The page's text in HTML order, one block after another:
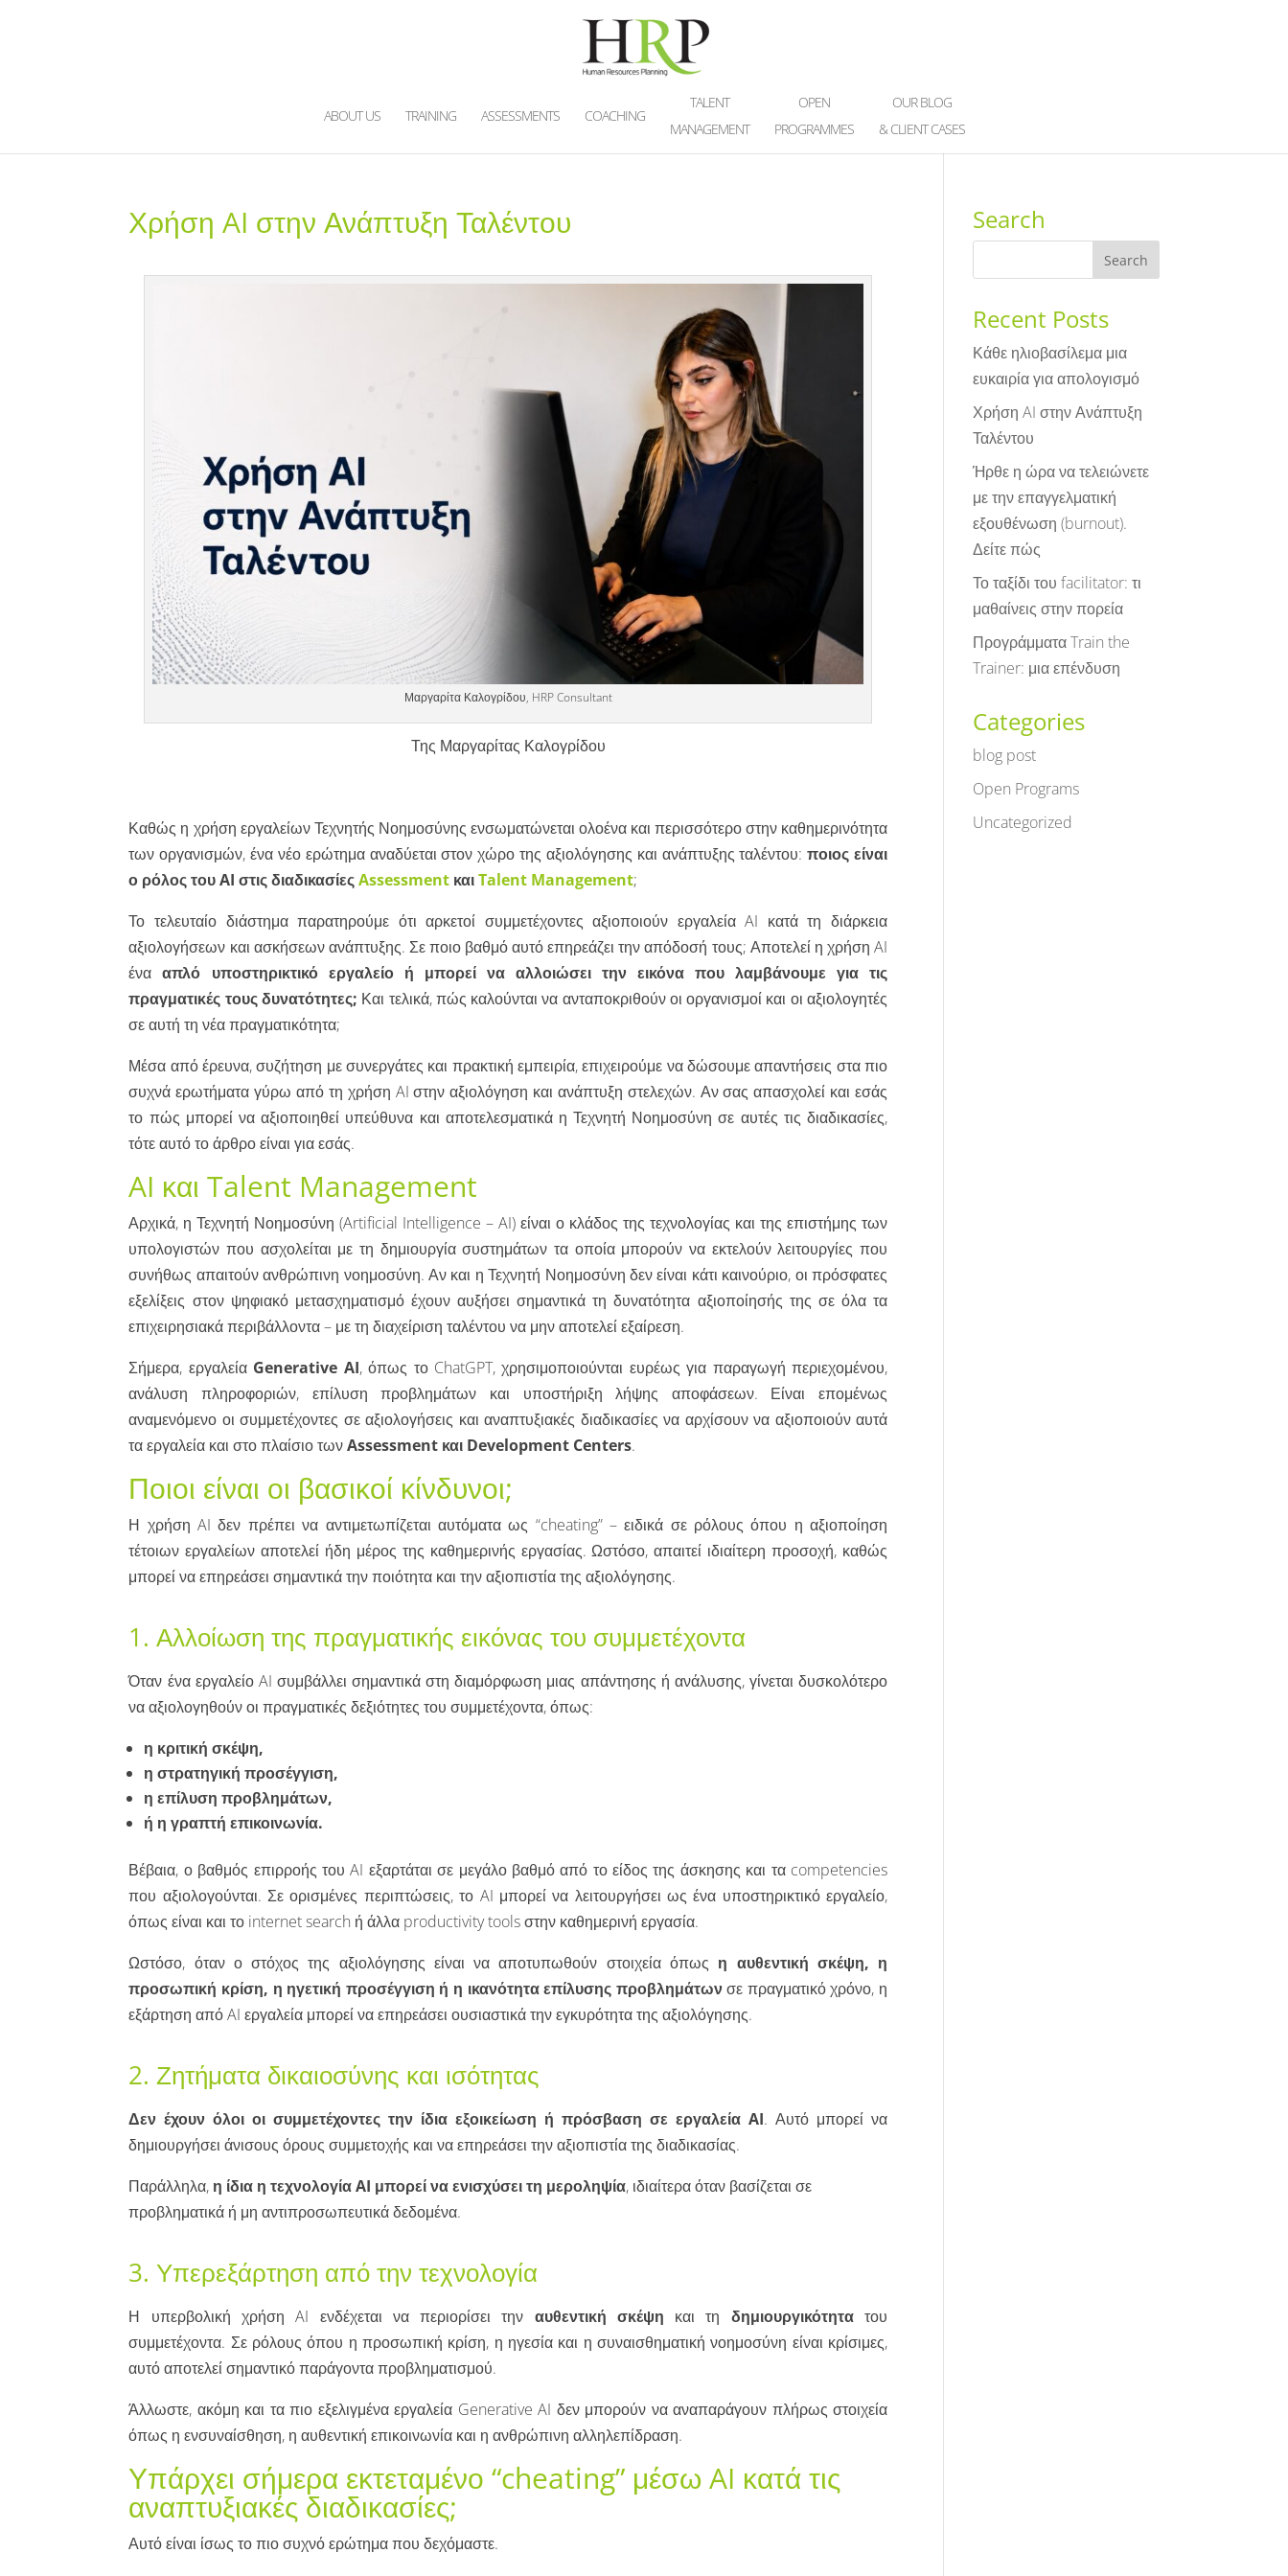
ABOUT US TRAINING ASSESSMENTS COACHING
TALENT
MANAGEMENT
OPEN
PROGRAMMES
OUR BLOG
& CLIENT CASES
Χρήση AI στην Ανάπτυξη Ταλέντου
Μαργαρίτα Καλογρίδου, HRP Consultant
Της Μαργαρίτας Καλογρίδου
Καθώς η χρήση εργαλείων Τεχνητής Νοημοσύνης ενσωματώνεται ολοένα και περισσότερο στην καθημερινότητα
των οργανισμών, ένα νέο ερώτημα αναδύεται στον χώρο της αξιολόγησης και ανάπτυξης ταλέντου:ποιος είναι
ο ρόλος του AI στις διαδικασίεςAssessment καιTalent Management;
Το τελευταίο διάστημα παρατηρούμε ότι αρκετοί συμμετέχοντες αξιοποιούν εργαλεία AI κατά τη διάρκεια
αξιολογήσεων και ασκήσεων ανάπτυξης. Σε ποιο βαθμό αυτό επηρεάζει την απόδοσή τους; Αποτελεί η χρήση AI
ένααπλό υποστηρικτικό εργαλείο ή μπορεί να αλλοιώσει την εικόνα που λαμβάνουμε για τις
πραγματικές τους δυνατότητες; Και τελικά, πώς καλούνται να ανταποκριθούν οι οργανισμοί και οι αξιολογητές
σε αυτή τη νέα πραγματικότητα;
Μέσα από έρευνα, συζήτηση με συνεργάτες και πρακτική εμπειρία, επιχειρούμε να δώσουμε απαντήσεις στα πιο
συχνά ερωτήματα γύρω από τη χρήση AI στην αξιολόγηση και ανάπτυξη στελεχών. Αν σας απασχολεί και εσάς
το πώς μπορεί να αξιοποιηθεί υπεύθυνα και αποτελεσματικά η Τεχνητή Νοημοσύνη σε αυτές τις διαδικασίες,
τότε αυτό το άρθρο είναι για εσάς.
AI και Talent Management
Αρχικά, η Τεχνητή Νοημοσύνη (Artificial Intelligence – AI) είναι ο κλάδος της τεχνολογίας και της επιστήμης των
υπολογιστών που ασχολείται με τη δημιουργία συστημάτων τα οποία μπορούν να εκτελούν λειτουργίες που
συνήθως απαιτούν ανθρώπινη νοημοσύνη. Αν και η Τεχνητή Νοημοσύνη δεν είναι κάτι καινούριο, οι πρόσφατες
εξελίξεις στον ψηφιακό μετασχηματισμό έχουν αυξήσει σημαντικά τη δυνατότητα αξιοποίησής της σε όλα τα
επιχειρησιακά περιβάλλοντα – με τη διαχείριση ταλέντου να μην αποτελεί εξαίρεση.
Σήμερα, εργαλεία Generative AI, όπως το ChatGPT, χρησιμοποιούνται ευρέως για παραγωγή περιεχομένου,
ανάλυση πληροφοριών, επίλυση προβλημάτων και υποστήριξη λήψης αποφάσεων. Είναι επομένως
αναμενόμενο οι συμμετέχοντες σε αξιολογήσεις και αναπτυξιακές διαδικασίες να αρχίσουν να αξιοποιούν αυτά
τα εργαλεία και στο πλαίσιο τωνAssessment και Development Centers.
Ποιοι είναι οι βασικοί κίνδυνοι;
Η χρήση AI δεν πρέπει να αντιμετωπίζεται αυτόματα ως “cheating” – ειδικά σε ρόλους όπου η αξιοποίηση
τέτοιων εργαλείων αποτελεί ήδη μέρος της καθημερινής εργασίας. Ωστόσο, απαιτεί ιδιαίτερη προσοχή, καθώς
μπορεί να επηρεάσει σημαντικά την ποιότητα και την αξιοπιστία της αξιολόγησης.
1. Αλλοίωση της πραγματικής εικόνας του συμμετέχοντα
Όταν ένα εργαλείο AI συμβάλλει σημαντικά στη διαμόρφωση μιας απάντησης ή ανάλυσης, γίνεται δυσκολότερο
να αξιολογηθούν οι πραγματικές δεξιότητες του συμμετέχοντα, όπως:
η κριτική σκέψη,
η στρατηγική προσέγγιση,
η επίλυση προβλημάτων,
ή η γραπτή επικοινωνία.
Βέβαια, ο βαθμός επιρροής του AI εξαρτάται σε μεγάλο βαθμό από το είδος της άσκησης και τα competencies
που αξιολογούνται. Σε ορισμένες περιπτώσεις, το AI μπορεί να λειτουργήσει ως ένα υποστηρικτικό εργαλείο,
όπως είναι και το internet search ή άλλα productivity tools στην καθημερινή εργασία.
Ωστόσο, όταν ο στόχος της αξιολόγησης είναι να αποτυπωθούν στοιχεία όπως η αυθεντική σκέψη, η
προσωπική κρίση, η ηγετική προσέγγιση ή η ικανότητα επίλυσης προβλημάτωνσε πραγματικό χρόνο, η
εξάρτηση από AI εργαλεία μπορεί να επηρεάσει ουσιαστικά την εγκυρότητα της αξιολόγησης.
2. Ζητήματα δικαιοσύνης και ισότητας
Δεν έχουν όλοι οι συμμετέχοντες την ίδια εξοικείωση ή πρόσβαση σε εργαλεία AI. Αυτό μπορεί να
δημιουργήσει άνισους όρους συμμετοχής και να επηρεάσει την αξιοπιστία της διαδικασίας.
Παράλληλα, η ίδια η τεχνολογία AI μπορεί να ενισχύσει τη μεροληψία, ιδιαίτερα όταν βασίζεται σε
προβληματικά ή μη αντιπροσωπευτικά δεδομένα.
3. Υπερεξάρτηση από την τεχνολογία
Η υπερβολική χρήση AI ενδέχεται να περιορίσει την αυθεντική σκέψη και τη δημιουργικότητατου
συμμετέχοντα. Σε ρόλους όπου η προσωπική κρίση, η ηγεσία και η συναισθηματική νοημοσύνη είναι κρίσιμες,
αυτό αποτελεί σημαντικό παράγοντα προβληματισμού.
Άλλωστε, ακόμη και τα πιο εξελιγμένα εργαλεία Generative AI δεν μπορούν να αναπαράγουν πλήρως στοιχεία
όπως η ενσυναίσθηση, η αυθεντική επικοινωνία και η ανθρώπινη αλληλεπίδραση.
Υπάρχει σήμερα εκτεταμένο “cheating” μέσω AI κατά τις
αναπτυξιακές διαδικασίες;
Αυτό είναι ίσως το πιο συχνό ερώτημα που δεχόμαστε.
Search
Recent Posts
Κάθε ηλιοβασίλεμα μια
ευκαιρία για απολογισμό
Χρήση AI στην Ανάπτυξη
Ταλέντου
Ήρθε η ώρα να τελειώνετε
με την επαγγελματική
εξουθένωση (burnout).
Δείτε πώς
Το ταξίδι του facilitator: τι
μαθαίνεις στην πορεία
Προγράμματα Train the
Trainer: μια επένδυση
Categories
blog post
Open Programs
Uncategorized